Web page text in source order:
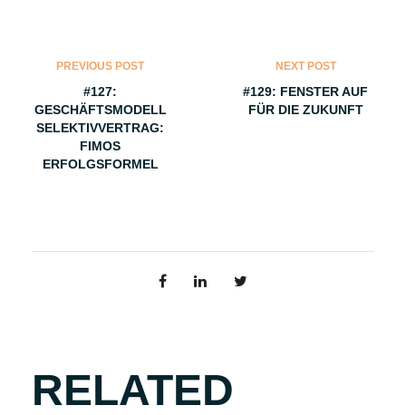
PREVIOUS POST
#127:
GESCHÄFTSMODELL
SELEKTIVVERTRAG:
FIMOS
ERFOLGSFORMEL
NEXT POST
#129: FENSTER AUF
FÜR DIE ZUKUNFT
RELATED